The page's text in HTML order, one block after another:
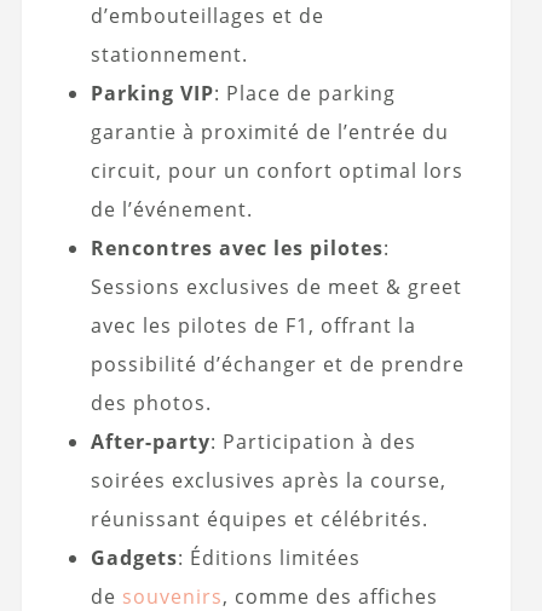
d’embouteillages et de
stationnement.
Parking VIP: Place de parking
garantie à proximité de l’entrée du
circuit, pour un confort optimal lors
de l’événement.
Rencontres avec les pilotes:
Sessions exclusives de meet & greet
avec les pilotes de F1, offrant la
possibilité d’échanger et de prendre
des photos.
After-party: Participation à des
soirées exclusives après la course,
réunissant équipes et célébrités.
Gadgets: Éditions limitées
de souvenirs, comme des affiches